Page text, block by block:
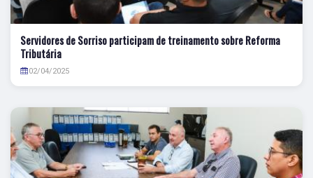
Servidores de Sorriso participam de treinamento sobre Reforma
Tributária
02/04/2025